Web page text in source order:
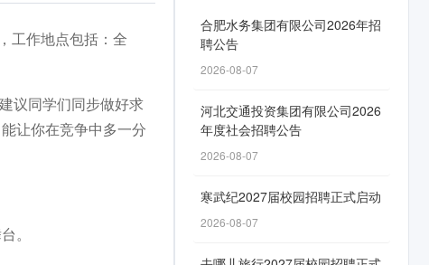
工作地点包括：全
建议同学们同步做好求
让你在竞争中多一分
。
合肥水务集团有限公司2026年招
聘公告
2026-08-07
河北交通投资集团有限公司2026
年度社会招聘公告
2026-08-07
寒武纪2027届校园招聘正式启动
2026-08-07